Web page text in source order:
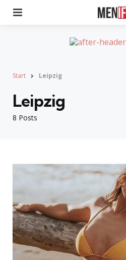
Start Leipzig
8 Posts
Leipzig